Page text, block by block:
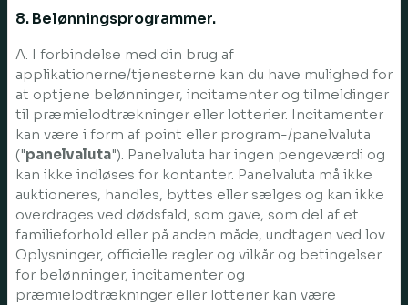
8. Belønningsprogrammer.
A. I forbindelse med din brug af
applikationerne/tjenesterne kan du have mulighed for
at optjene belønninger, incitamenter og tilmeldinger
til præmielodtrækninger eller lotterier. Incitamenter
kan være i form af point eller program-/panelvaluta
("panelvaluta"). Panelvaluta har ingen pengeværdi og
kan ikke indløses for kontanter. Panelvaluta må ikke
auktioneres, handles, byttes eller sælges og kan ikke
overdrages ved dødsfald, som gave, som del af et
familieforhold eller på anden måde, undtagen ved lov.
Oplysninger, officielle regler og vilkår og betingelser
for belønninger, incitamenter og
præmielodtrækninger eller lotterier kan være